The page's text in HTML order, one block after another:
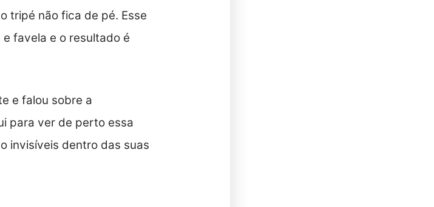
tripé não fica de pé. Esse
favela e o resultado é
e falou sobre a
para ver de perto essa
invisíveis dentro das suas